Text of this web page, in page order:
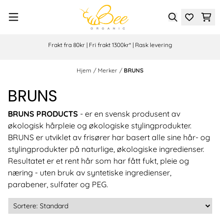
Frakt fra 80kr | Fri frakt 1300kr* | Rask levering
Hjem / Merker / BRUNS
BRUNS
BRUNS PRODUCTS - er en svensk produsent av
økologisk hårpleie og økologiske stylingprodukter.
BRUNS er utviklet av frisører har basert alle sine hår- og
stylingprodukter på naturlige, økologiske ingredienser.
Resultatet er et rent hår som har fått fukt, pleie og
næring - uten bruk av syntetiske ingredienser,
parabener, sulfater og PEG.